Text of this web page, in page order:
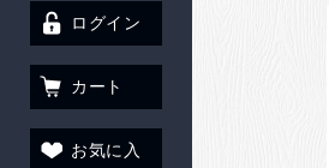
ログイン
カート
お気に入